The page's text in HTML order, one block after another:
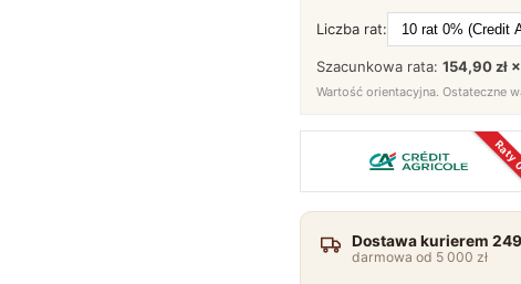
Liczba rat:
Szacunkowa rata: 154,90 zł
Wartość orientacyjna. Ostateczne
Dostawa kurierem 249
darmowa od 5 000 zł